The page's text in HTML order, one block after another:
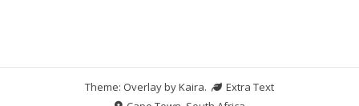
Theme: Overlay byKaira.
Extra Text